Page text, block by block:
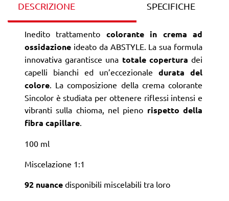
DESCRIZIONE SPECIFICHE
Inedito trattamento colorante in crema ad
ossidazione ideato da ABSTYLE. La sua formula
innovativa garantisce una totale coperturadei
capelli bianchi ed un’eccezionale durata del
colore. La composizione della crema colorante
Sincolor è studiata per ottenere riflessi intensi e
vibranti sulla chioma, nel pieno rispetto della
fibra capillare.
100 ml
Miscelazione 1:1
92 nuance disponibili miscelabili tra loro